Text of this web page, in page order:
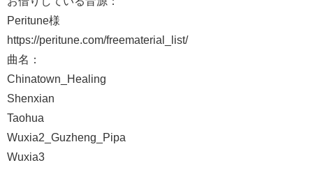
Peritune様
https://peritune.com/freematerial_list/
曲名：
Chinatown_Healing
Shenxian
Taohua
Wuxia2_Guzheng_Pipa
Wuxia3